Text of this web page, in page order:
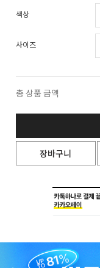
색상
사이즈
총 상품 금액
장바구니